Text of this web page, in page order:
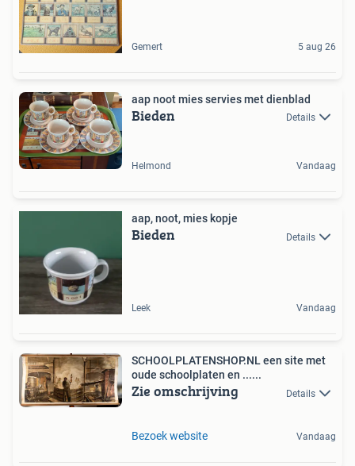
Gemert 5 aug 26
aap noot mies servies met dienblad
Bieden Details
Helmond Vandaag
aap, noot, mies kopje
Bieden Details
Leek Vandaag
SCHOOLPLATENSHOP.NL een site met
oude schoolplaten en ......
Zie omschrijving Details
Bezoek website Vandaag